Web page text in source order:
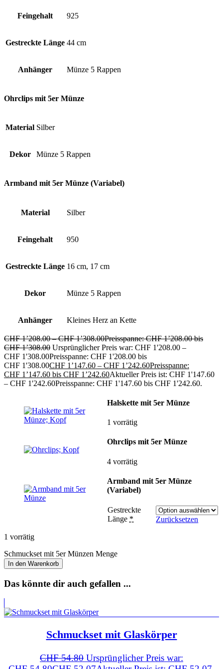
Feingehalt 925
Gestreckte Länge 44 cm
Anhänger Münze 5 Rappen
Ohrclips mit 5er Münze
Material Silber
Dekor Münze 5 Rappen
Armband mit 5er Münze (Variabel)
Material Silber
Feingehalt 950
Gestreckte Länge 16 cm, 17 cm
Dekor Münze 5 Rappen
Anhänger Kleines Herz an Kette
CHF1’208.00 –CHF1’308.00Preisspanne: CHF 1’208.00 bis
CHF 1’308.00 Ursprünglicher Preis war: CHF 1'208.00 –
CHF 1'308.00Preisspanne: CHF 1'208.00 bis
CHF 1'308.00CHF 1’147.60 – CHF 1’242.60Preisspanne:
CHF 1’147.60 bis CHF 1’242.60Aktueller Preis ist: CHF 1'147.60
– CHF 1'242.60Preisspanne: CHF 1'147.60 bis CHF 1'242.60.
Halskette mit 5er Münze
1 vorrätig
Ohrclips mit 5er Münze
4 vorrätig
Armband mit 5er Münze
(Variabel)
Gestreckte
Länge * Zurücksetzen
1 vorrätig
Schmuckset mit 5er Münzen Menge
In den Warenkorb
Das könnte dir auch gefallen ...
Schmuckset mit Glaskörper
CHF54.80 Ursprünglicher Preis war: